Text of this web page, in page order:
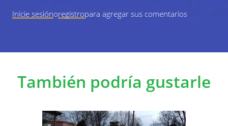
Inicie sesiónoregistropara agregar sus comentarios
También podría gustarle